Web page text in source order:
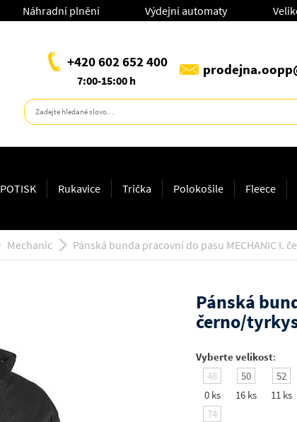
Náhradní plnění Výdejní automaty
+420 602 652 400
7:00-15:00 h
POTISK Rukavice Trička Polokošile Fleece
Mechanic Pánská bunda pracovní do pasu MECHANIC I.
Pánská
černo/
Vyberte velikost:
48
0 ks
50
16 ks
52
11 ks
74